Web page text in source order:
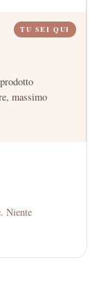
TU SEI QUI
massimo
Niente